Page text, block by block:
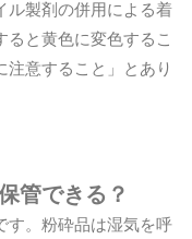
ル製剤の併用による着
と黄色に変色するこ
注意すること」とあり
管できる？
す。粉砕品は湿気を呼